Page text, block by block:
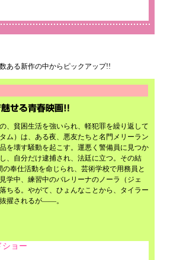
ある新作の中からピックアップ!!
、貧困生活を強いられ、軽犯罪を繰り返して
ム）は、ある夜、悪友たちと名門メリーラン
を壊す騒動を起こす。運悪く警備員に見つか
、自分だけ逮捕され、法廷に立つ。その結
奉仕活動を命じられ、芸術学校で用務員と
学中、練習中のバレリーナのノーラ（ジェ
ちる。やがて、ひょんなことから、タイラー
擢されるが——。
ショー